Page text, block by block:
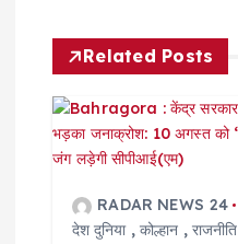
v
g
Related Posts
RADAR NEWS 24
देश दुनिया,कोल्हान , राजनीति